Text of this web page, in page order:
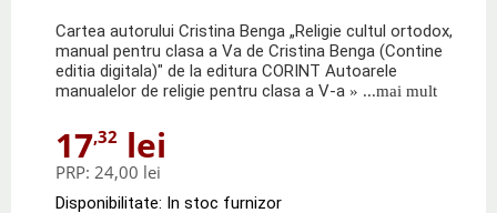
Cartea autorului Cristina Benga „Religie cultul ortodox,
manual pentru clasa a Va de Cristina Benga (Contine
editia digitala)" de la editura CORINT Autoarele
manualelor de religie pentru clasa a V-a » ...mai mult
17,32 lei
PRP: 24,00 lei
Disponibilitate: In stoc furnizor